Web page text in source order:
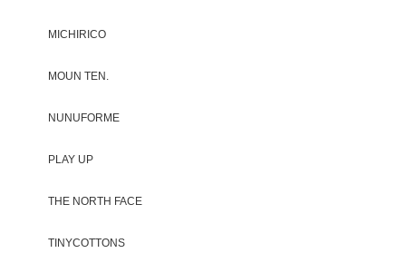
MICHIRICO
MOUN TEN.
NUNUFORME
PLAY UP
THE NORTH FACE
TINYCOTTONS